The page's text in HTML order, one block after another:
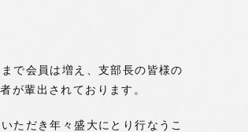
で会員は増え、支部長の皆様の
が輩出されております。
ただき年々盛大にとり行なうこ